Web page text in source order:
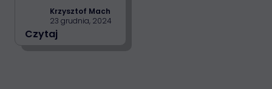
Krzysztof Mach
23 grudnia, 2024
Czytaj